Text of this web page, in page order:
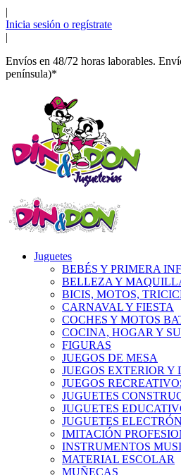
|
Inicia sesión o regístrate
|
Envíos en 48/72 horas laborables.
península)*
Juguetes
BEBÉS Y PRIMERA
BELLEZA Y
BICIS, MOTOS,
CARNAVAL Y FIESTA
COCHES Y MOTOS
COCINA, HOGAR Y
FIGURAS
JUEGOS DE MESA
JUEGOS EXTERIOR Y
JUEGOS
JUGUETES
JUGUETES
JUGUETES
IMITACIÓN
INSTRUMENTOS
MATERIAL ESCOLAR
MUÑECAS